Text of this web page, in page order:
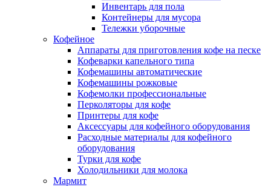
Инвентарь для пола
Контейнеры для мусора
Тележки уборочные
Кофейное
Аппараты для приготовления кофе на песке
Кофеварки капельного типа
Кофемашины автоматические
Кофемашины рожковые
Кофемолки профессиональные
Перколяторы для кофе
Принтеры для кофе
Аксессуары для кофейного оборудования
Расходные материалы для кофейного
оборудования
Турки для кофе
Холодильники для молока
Мармит